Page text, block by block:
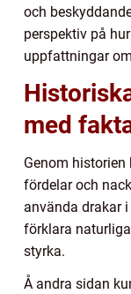
och
perspektiv på
uppfattningar
med
Genom
fördelar och
använda drakar
förklara
styrka.
Å andra sidan